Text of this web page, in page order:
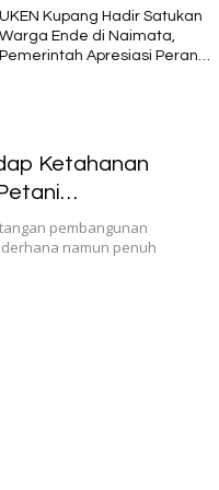
Delvis Rettob: Mental Baja yang
Membawa Perubahan dan
Harapan bagi PMKRI Periode
Ketahanan
pembangunan
namun penuh